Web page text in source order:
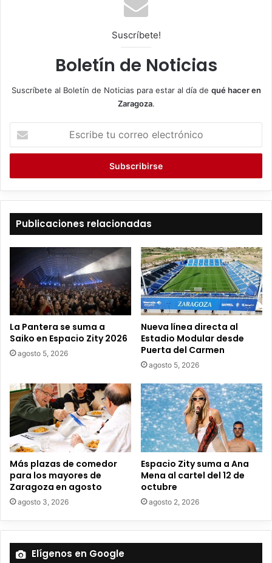
Suscríbete!
Boletín de Noticias
Suscríbete al Boletín de Noticias para estar al día de qué hacer en
Zaragoza.
c
i
b
r
e
o
l
c
r
ó
n
i
c
o
Publicaciones relacionadas
La Pantera se suma a
Saiko en Espacio Zity 2026
agosto 5, 2026
Nueva línea directa al
Estadio Modular desde
Puerta del Carmen
agosto 5, 2026
Más plazas de comedor
para los mayores de
Zaragoza en agosto
agosto 3, 2026
Espacio Zity suma a Ana
Mena al cartel del 12 de
octubre
agosto 2, 2026
Elígenos en Google